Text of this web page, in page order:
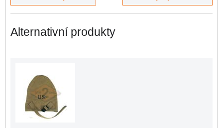
Alternativní produkty